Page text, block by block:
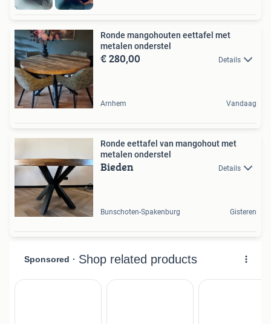
Ronde mangohouten eettafel met
metalen onderstel
€ 280,00 Details
Arnhem Vandaag
Ronde eettafel van mangohout met
metalen onderstel
Bieden Details
Bunschoten-Spakenburg Gisteren